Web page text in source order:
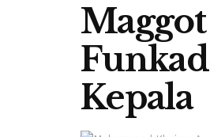
Kepala